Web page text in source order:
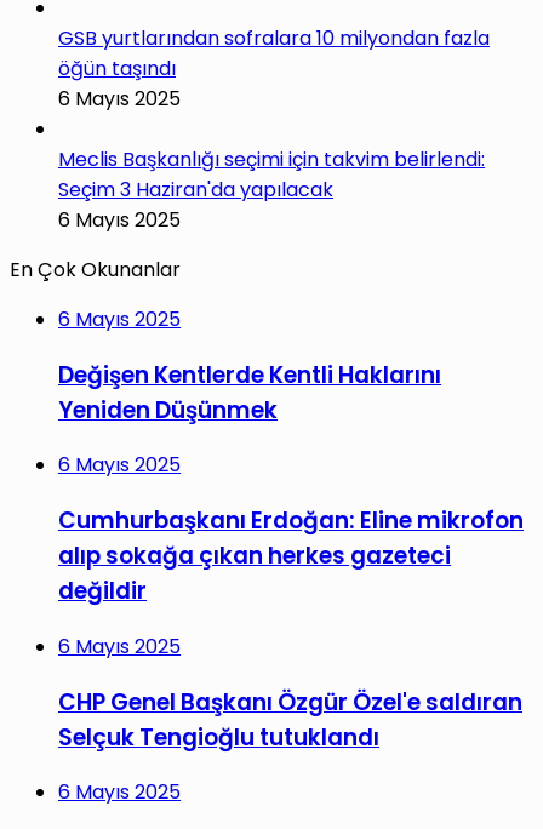
GSB yurtlarından sofralara 10 milyondan fazla
öğün taşındı
6 Mayıs 2025
Meclis Başkanlığı seçimi için takvim belirlendi:
Seçim 3 Haziran'da yapılacak
6 Mayıs 2025
En Çok Okunanlar
6 Mayıs 2025
Değişen Kentlerde Kentli Haklarını
Yeniden Düşünmek
6 Mayıs 2025
Cumhurbaşkanı Erdoğan: Eline mikrofon
alıp sokağa çıkan herkes gazeteci
değildir
6 Mayıs 2025
CHP Genel Başkanı Özgür Özel'e saldıran
Selçuk Tengioğlu tutuklandı
6 Mayıs 2025